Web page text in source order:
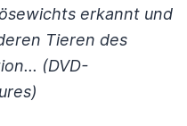
erkannt und
Tieren des
(DVD-